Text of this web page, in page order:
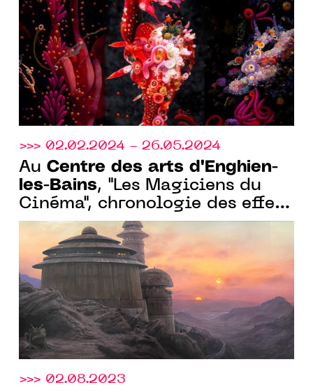
>>> 02.02.2024 - 26.05.2024
Au Centre des arts d'Enghien-
les-Bains, "Les Magiciens du
Cinéma", chronologie des effets
spéciaux, du 02 février au 26
mai 2024
>>> 02.08.2023